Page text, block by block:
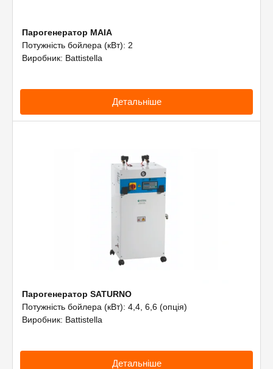
Парогенератор MAIA
Потужність бойлера (кВт): 2
Виробник: Battistella
Детальніше
Парогенератор SATURNO
Потужність бойлера (кВт): 4,4, 6,6 (опція)
Виробник: Battistella
Детальніше